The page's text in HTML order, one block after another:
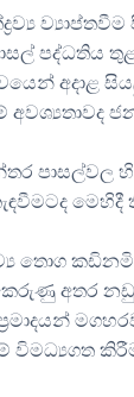
පද්ධතිය
පාසල්වල
තොග
අතර නඩු
විමධ්‍යගත